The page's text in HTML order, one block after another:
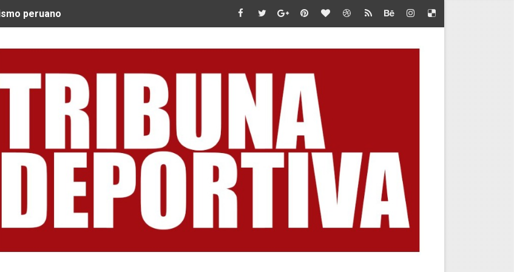
peruano
un legado que inspire a nuevas generaciones de jóvenes”
COMO LA VERDADERA CLAVE PARA CRUZAR LA META
MÁS DE CHEMO"
GAJDOSECH Y CALDERÓN COMO LOS MEJORES DEL AMERICAN SERIES SANTÍSIMO DOWNHILL 2026
DE TODO EL CONTINENTE LLEGAN A URUBAMBA POR CUPO AL MUNDIAL
Sub 15 de Vóley Masculino en la VIDENA
MUNDIAL EN SKATEBOARDING